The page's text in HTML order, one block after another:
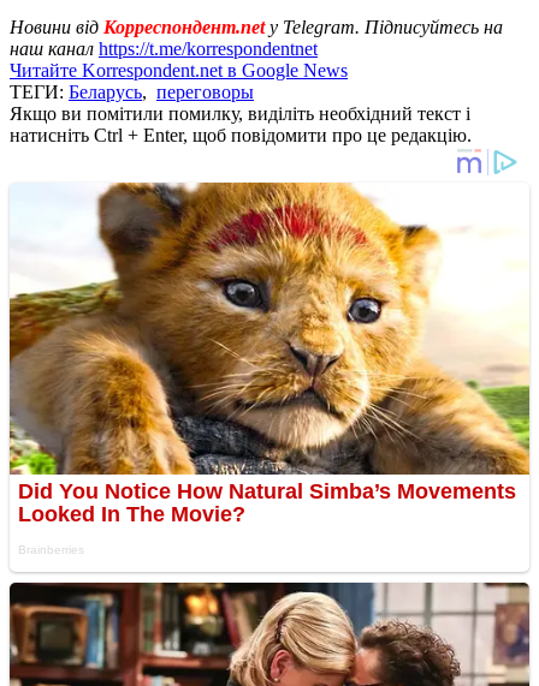
Новини від Корреспондент.net у Telegram. Підписуйтесь на
наш канал https://t.me/korrespondentnet
Читайте Korrespondent.net в Google News
ТЕГИ: Беларусь, переговоры
Якщо ви помітили помилку, виділіть необхідний текст і
натисніть Ctrl + Enter, щоб повідомити про це редакцію.